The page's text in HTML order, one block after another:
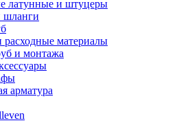
латунные и штуцеры
шланги
материалы
и монтажа
арматура